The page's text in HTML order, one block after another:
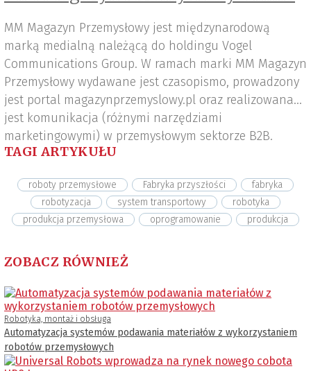
MM Magazyn Przemysłowy jest międzynarodową
marką medialną należącą do holdingu Vogel
Communications Group. W ramach marki MM Magazyn
Przemysłowy wydawane jest czasopismo, prowadzony
jest portal magazynprzemyslowy.pl oraz realizowana
jest komunikacja (różnymi narzędziami
marketingowymi) w przemysłowym sektorze B2B.
TAGI ARTYKUŁU
roboty przemysłowe Fabryka przyszłości
fabryka
robotyzacja
system transportowy
robotyka
produkcja przemysłowa
oprogramowanie produkcja
ZOBACZ RÓWNIEŻ
Robotyka, montaż i obsługa
Automatyzacja systemów podawania materiałów z wykorzystaniem
robotów przemysłowych